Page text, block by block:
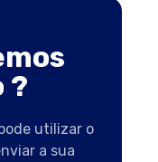
?
utilizar o
a sua